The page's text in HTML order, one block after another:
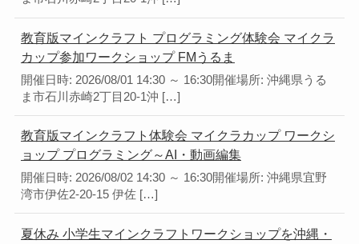
教育版マインクラフト プログラミング体験会 マイクラ
カップ参加ワークショップ FMうるま
開催日時: 2026/08/01 14:30 ～ 16:30開催場所: 沖縄県うる
ま市石川赤崎2丁目20-1沖 […]
教育版マインクラフト体験会 マイクラカップ ワークシ
ョップ プログラミング～AI・動画編集
開催日時: 2026/08/02 14:30 ～ 16:30開催場所: 沖縄県宜野
湾市伊佐2-20-15 伊佐 […]
夏休み 小学生マインクラフトワークショップを沖縄・